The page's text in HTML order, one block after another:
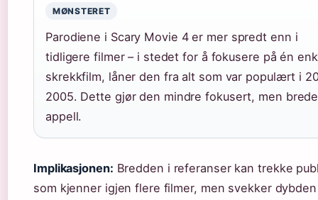
MØNSTERET
Parodiene i Scary Movie 4 er mer spredt enn i
tidligere filmer – i stedet for å fokusere på én
skrekkfilm, låner den fra alt som var populært i
2005. Dette gjør den mindre fokusert, men
appell.
Implikasjonen: Bredden i referanser kan trekke
som kjenner igjen flere filmer, men svekker